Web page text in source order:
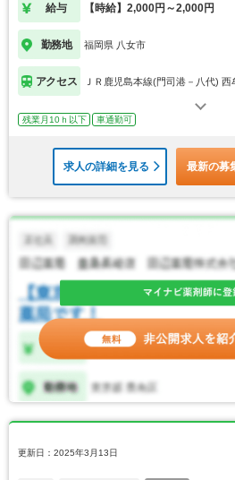
給与 【時給】2,000円～2,000円
勤務地 福岡県 八女市
アクセス ＪＲ鹿児島本線(門司港－八代) 西
残業月10ｈ以下 車通勤可
求人の詳細を見る 最新の募
更新日：2025年3月13日